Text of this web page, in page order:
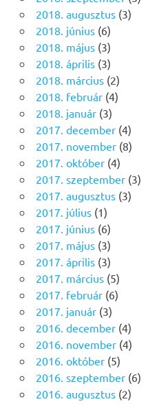
2018. augusztus(3)
2018. június(6)
2018. május(3)
2018. április(3)
2018. március(2)
2018. február(4)
2018. január(3)
2017. december(4)
2017. november(8)
2017. október(4)
2017. szeptember(3)
2017. augusztus(3)
2017. július(1)
2017. június(6)
2017. május(3)
2017. április(3)
2017. március(5)
2017. február(6)
2017. január(3)
2016. december(4)
2016. november(4)
2016. október(5)
2016. szeptember(6)
2016. augusztus(2)